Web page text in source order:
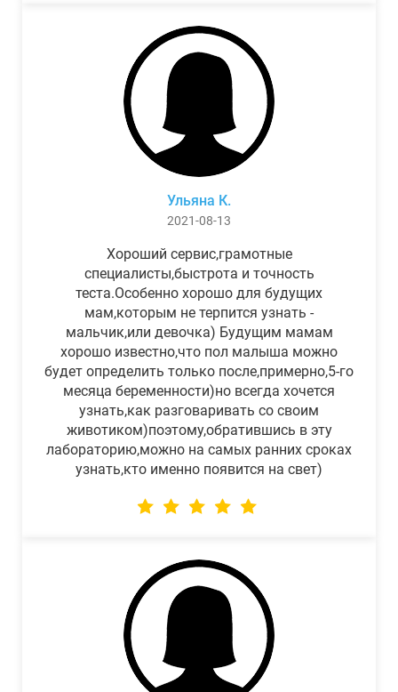
Ульяна К.
2021-08-13
Хороший сервис,грамотные
специалисты,быстрота и точность
теста.Особенно хорошо для будущих
мам,которым не терпится узнать -
мальчик,или девочка) Будущим мамам
хорошо известно,что пол малыша можно
будет определить только после,примерно,5-го
месяца беременности)но всегда хочется
узнать,как разговаривать со своим
животиком)поэтому,обратившись в эту
лабораторию,можно на самых ранних сроках
узнать,кто именно появится на свет)